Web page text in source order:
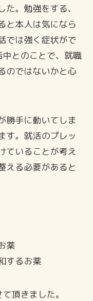
。勉強をする、
と本人は気になら
では強く症状がで
とのことで、就職
のではないかと心
勝手に動いてしま
す。就活のプレッ
ていることが考え
える必要があると
薬
するお薬
頂きました。